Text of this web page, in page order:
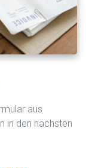
aus
in den nächsten